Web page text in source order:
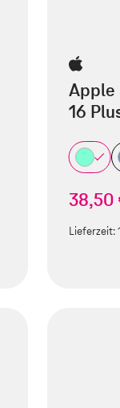
Apple
16
38,50
Lieferzeit: